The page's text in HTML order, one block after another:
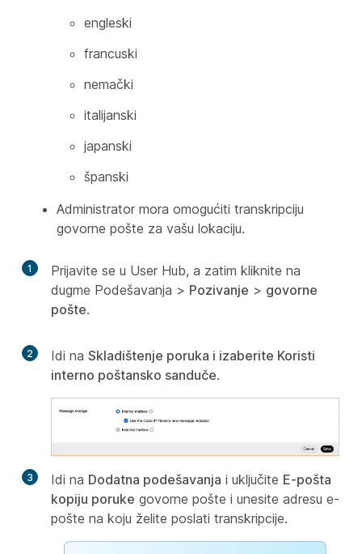
engleski
francuski
nemački
italijanski
japanski
španski
Administrator mora omogućiti transkripciju
govorne pošte za vašu lokaciju.
1
Prijavite se u User Hub, a zatim kliknite na
dugme Podešavanja > Pozivanje > govorne
pošte.
2 Idi na Skladištenje poruka i izaberite Koristi
interno poštansko sanduče.
3 Idi na Dodatna podešavanja i uključite E-pošta
kopiju poruke govorne pošte i unesite adresu e-
pošte na koju želite poslati transkripcije.